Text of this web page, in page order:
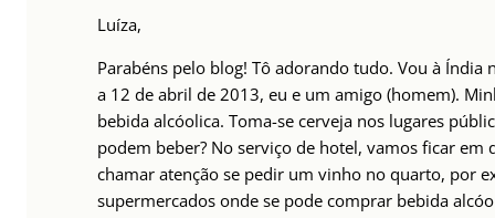
Luíza,
Parabéns pelo blog! Tô adorando tudo. Vou à Índia
a 12 de abril de 2013, eu e um amigo (homem).
bebida alcóolica. Toma-se cerveja nos lugares
podem beber? No serviço de hotel, vamos ficar em
chamar atenção se pedir um vinho no quarto, por
supermercados onde se pode comprar bebida